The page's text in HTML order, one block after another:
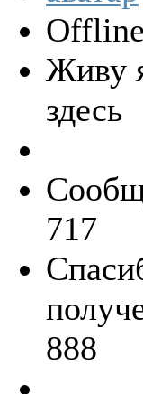
Offline
Живу
здесь
717
888